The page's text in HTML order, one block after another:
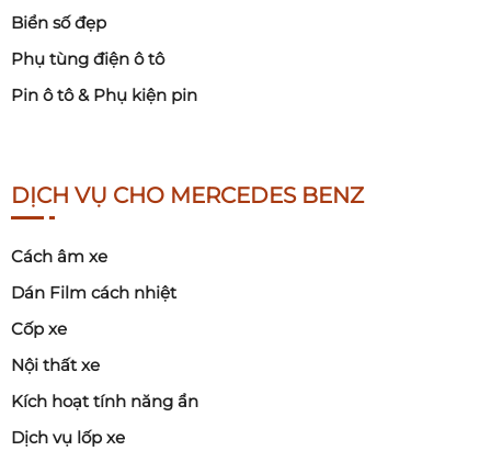
Biển số đẹp
Phụ tùng điện ô tô
Pin ô tô & Phụ kiện pin
DỊCH VỤ CHO MERCEDES BENZ
Cách âm xe
Dán Film cách nhiệt
Cốp xe
Nội thất xe
Kích hoạt tính năng ẩn
Dịch vụ lốp xe